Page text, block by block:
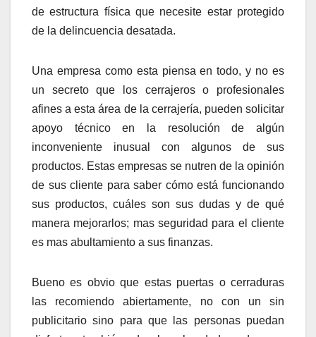
de estructura física que necesite estar protegido
de la delincuencia desatada.
Una empresa como esta piensa en todo, y no es
un secreto que los cerrajeros o profesionales
afines a esta área de la cerrajería, pueden solicitar
apoyo técnico en la resolución de algún
inconveniente inusual con algunos de sus
productos. Estas empresas se nutren de la opinión
de sus cliente para saber cómo está funcionando
sus productos, cuáles son sus dudas y de qué
manera mejorarlos; mas seguridad para el cliente
es mas abultamiento a sus finanzas.
Bueno es obvio que estas puertas o cerraduras
las recomiendo abiertamente, no con un sin
publicitario sino para que las personas puedan